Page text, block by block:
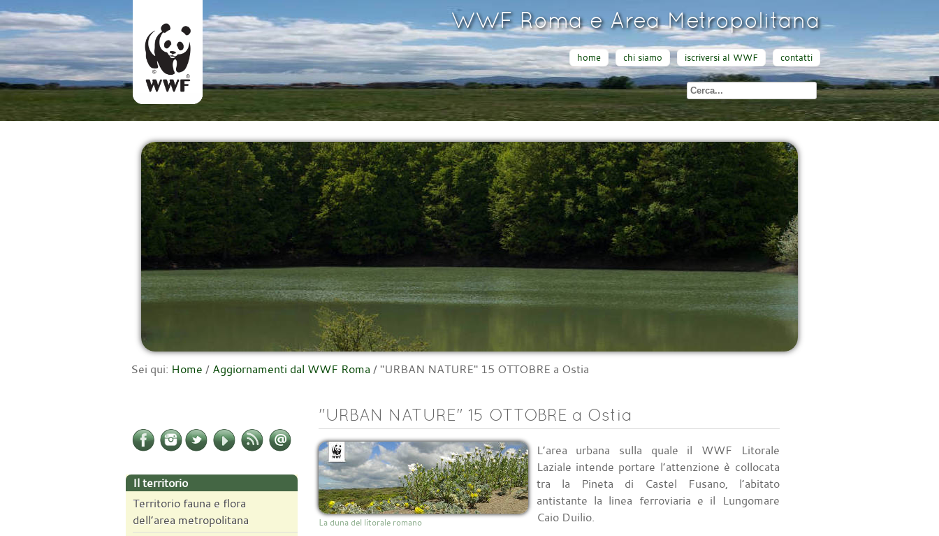
WWF Roma e Area Metropolitana
home chi siamo iscriversi al WWF contatti
Sei qui: Home / Aggiornamenti dal WWF Roma / "URBAN NATURE" 15 OTTOBRE a Ostia
Il territorio
Territorio fauna e flora
dell’area metropolitana
"URBAN NATURE" 15 OTTOBRE a Ostia
La duna del litorale romano
L’area urbana sulla quale il WWF Litorale
Laziale intende portare l’attenzione è collocata
tra la Pineta di Castel Fusano, l’abitato
antistante la linea ferroviaria e il Lungomare
Caio Duilio.